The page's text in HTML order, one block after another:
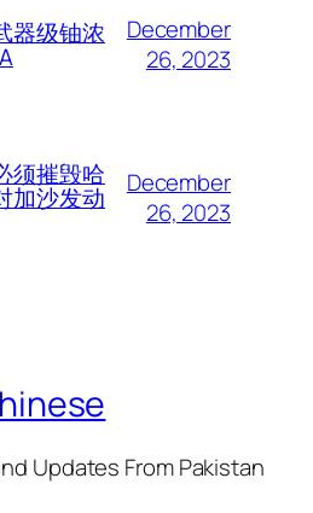
器级铀浓
December
26, 2023
须摧毁哈
加沙发动
December
26, 2023
Updates From Pakistan